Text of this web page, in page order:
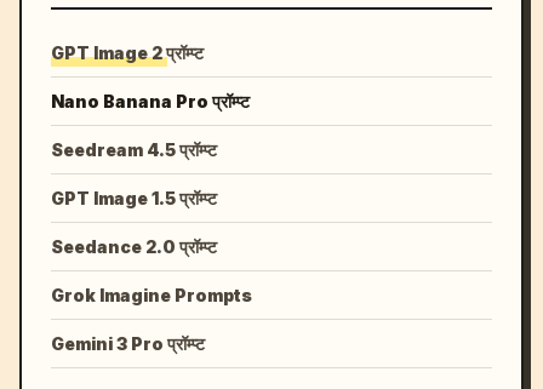
GPT Image 2 प्रॉम्प्ट
Nano Banana Pro प्रॉम्प्ट
Seedream 4.5 प्रॉम्प्ट
GPT Image 1.5 प्रॉम्प्ट
Seedance 2.0 प्रॉम्प्ट
Grok Imagine Prompts
Gemini 3 Pro प्रॉम्प्ट